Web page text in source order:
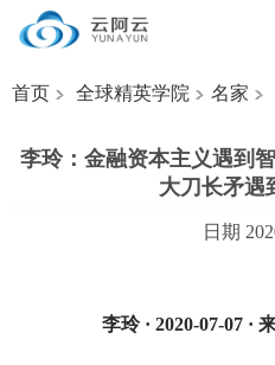
首页 全球精英学院 名家
李玲：金融资本主义遇到
大刀长矛遇
日期
李玲 · 2020-07-07 ·